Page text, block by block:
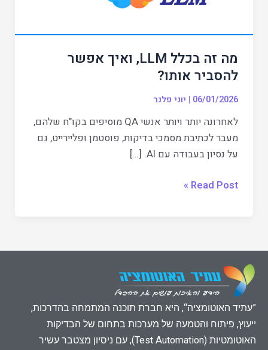
מה זה בכלל LLM, ואיך אפשר
להסביר אותו?
06/01/2026
| יוני פלנר
לאחרונה יותר ויותר אנשי QA מוסיפים בקו"ח שלהם,
מעבר לכתיבת מסמכי בדיקות, פוסטמן ופליירייט, גם
על נסיון בעבודה עם AI. […]
Read Post »
”עתיד האוטומציה“, היא חברת תוכנה המתמחה בהדרכות,
ייעוץ, פיתוח והטמעה של מערכות בתחום של הבדיקות
האוטומטיות (Test Automation), עם ניסיון מצטבר עשיר